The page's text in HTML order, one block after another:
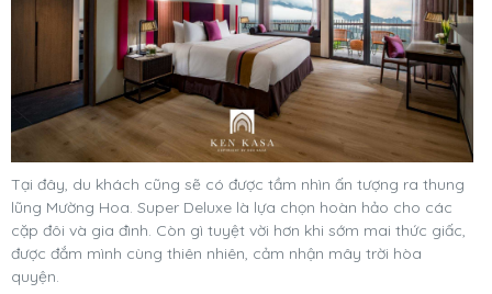
Tại đây, du khách cũng sẽ có được tầm nhìn ấn tượng ra thung
lũng Mường Hoa. Super Deluxe là lựa chọn hoàn hảo cho các
cặp đôi và gia đình. Còn gì tuyệt vời hơn khi sớm mai thức giấc,
được đắm mình cùng thiên nhiên, cảm nhận mây trời hòa
quyện.